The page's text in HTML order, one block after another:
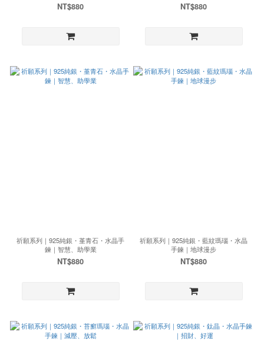
NT$880 NT$880
祈願系列｜925純銀・堇青石・水晶手
鍊｜智慧、助學業
NT$880
祈願系列｜925純銀・藍紋瑪瑙・水晶
手鍊｜地球漫步
NT$880